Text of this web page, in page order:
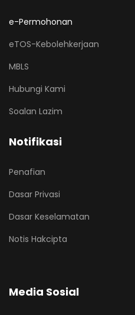
e-Permohonan
eTOS-Kebolehkerjaan
MBLS
Hubungi Kami
Soalan Lazim
Notifikasi
Penafian
Dasar Privasi
Dasar Keselamatan
Notis Hakcipta
Media Sosial